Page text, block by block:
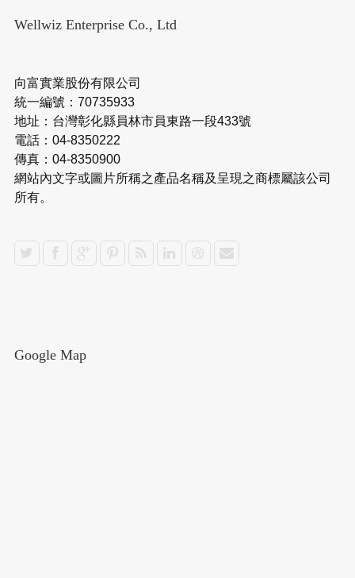
Wellwiz Enterprise Co., Ltd
向富實業股份有限公司
統一編號：70735933
地址：台灣彰化縣員林市員東路一段433號
電話：04-8350222
傳真：04-8350900
網站內文字或圖片所稱之產品名稱及呈現之商標屬該公司
所有。
Google Map